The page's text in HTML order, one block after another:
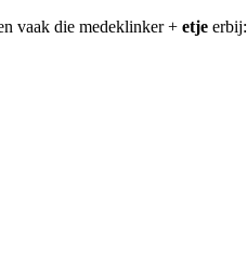
vaak die medeklinker + etje erbij: